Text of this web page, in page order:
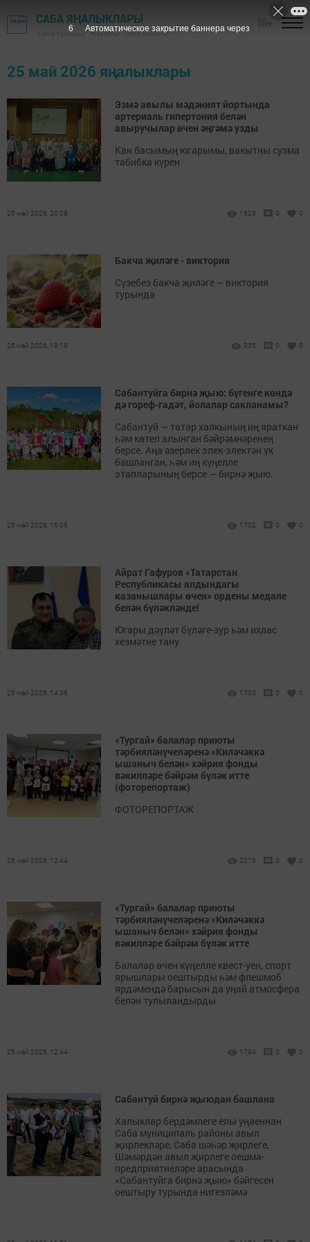
САБА ЯҢАЛЫКЛАРЫ
"Саба таңнары" газетасы - Саба районы
25 май 2026 яңалыклары
Эзмә авылы мәдәният йортында
артериаль гипертония белән
авыручылар өчен әңгәмә узды
Кан басымың югарымы, вакытны сузма
табибка күрен
25 май 2026, 20:28 1625 0 0
Бакча җиләге - виктория
Сүзебез бакча җиләге – виктория
турында
25 май 2026, 19:18 335 0 0
Сабантуйга бирнә җыю: бүгенге көндә
дә гореф-гадәт, йолалар сакланамы?
Сабантуй — татар халкының иң яраткан
һәм көтеп алынган бәйрәмнәренең
берсе. Аңа әзерлек элек-электән үк
башланган, һәм иң күңелле
этапларының берсе — бирнә җыю.
25 май 2026, 16:06 1702 0 0
Айрат Гафуров «Татарстан
Республикасы алдындагы
казанышлары өчен» ордены медале
белән бүләкләнде!
Югары дәүләт бүләге-зур һәм ихлас
хезмәтне тану
25 май 2026, 14:36 1733 0 0
«Тургай» балалар приюты
тәрбияләнүчеләренә «Киләчәккә
ышаныч белән» хәйрия фонды
вәкилләре бәйрәм бүләк итте
(фоторепортаж)
ФОТОРЕПОРТАЖ
25 май 2026, 12:44 2075 0 0
«Тургай» балалар приюты
тәрбияләнүчеләренә «Киләчәккә
ышаныч белән» хәйрия фонды
вәкилләре бәйрәм бүләк итте
Балалар өчен күңелле квест-уен, спорт
ярышлары оештырды һәм флешмоб
ярдәмендә барысын да уңай атмосфера
белән тулыландырды
25 май 2026, 12:44 1794 0 0
Сабантуй бирнә җыюдан башлана
Халыклар бердәмлеге елы уңаеннан
Саба муниципаль районы авыл
җирлекләре, Саба шәһәр җирлеге,
Шәмәрдән авыл җирлеге оешма-
предприятиеләре арасында
«Сабантуйга бирнә җыю» бәйгесен
оештыру турында нигезләмә
5 Автоматическое закрытие баннера через